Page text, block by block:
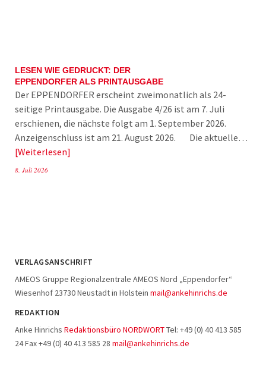
LESEN WIE GEDRUCKT: DER
EPPENDORFER ALS PRINTAUSGABE
Der EPPENDORFER erscheint zweimonatlich als 24-
seitige Printausgabe. Die Ausgabe 4/26 ist am 7. Juli
erschienen, die nächste folgt am 1. September 2026.
Anzeigenschluss ist am 21. August 2026. Die aktuelle…
Weiterlesen
8. Juli 2026
VERLAGSANSCHRIFT
AMEOS Gruppe Regionalzentrale AMEOS Nord „Eppendorfer“
Wiesenhof 23730 Neustadt in Holstein mail@ankehinrichs.de
REDAKTION
Anke Hinrichs Redaktionsbüro NORDWORTTel: +49 (0) 40 413 585
24 Fax +49 (0) 40 413 585 28 mail@ankehinrichs.de